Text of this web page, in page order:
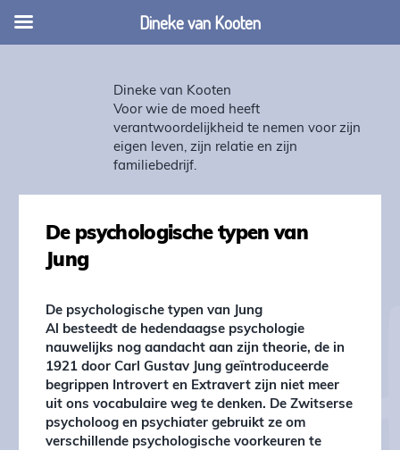
Dineke van Kooten
Voor wie de moed heeft
verantwoordelijkheid te nemen voor zijn
eigen leven, zijn relatie en zijn
familiebedrijf.
De psychologische typen van
Jung
De psychologische typen van Jung
Al besteedt de hedendaagse psychologie
nauwelijks nog aandacht aan zijn theorie, de in
1921 door Carl Gustav Jung geïntroduceerde
begrippen Introvert en Extravert zijn niet meer
uit ons vocabulaire weg te denken. De Zwitserse
psycholoog en psychiater gebruikt ze om
verschillende psychologische voorkeuren te
Dineke van Kooten